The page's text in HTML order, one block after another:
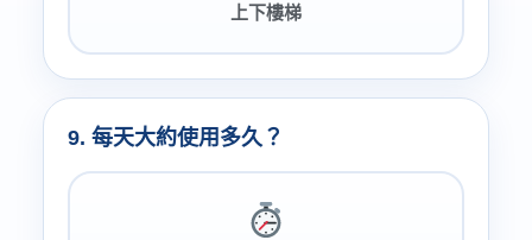
上下樓梯
9. 每天大約使用多久？